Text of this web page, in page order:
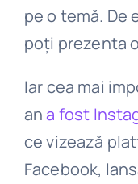
pe o temă. De
poți prezenta
Iar cea mai
ana fost
ce vizează
Facebook,